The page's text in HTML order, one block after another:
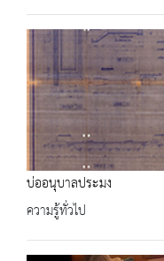
บ่ออนุบาลประมง
ความรู้ทั่วไป